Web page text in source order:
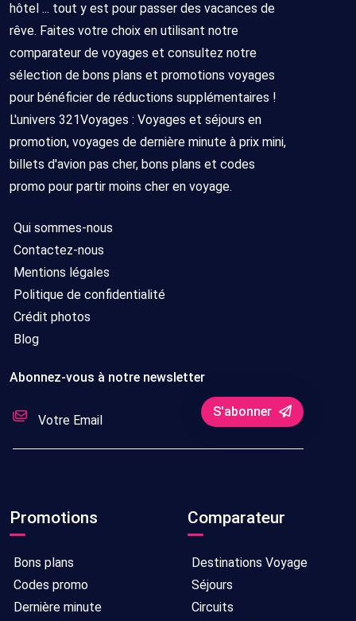
hôtel ... tout y est pour passer des vacances de
rêve. Faites votre choix en utilisant notre
comparateur de voyages et consultez notre
sélection de bons plans et promotions voyages
pour bénéficier de réductions supplémentaires !
L'univers 321Voyages : Voyages et séjours en
promotion, voyages de dernière minute à prix mini,
billets d'avion pas cher, bons plans et codes
promo pour partir moins cher en voyage.
Qui sommes-nous
Contactez-nous
Mentions légales
Politique de confidentialité
Crédit photos
Blog
Abonnez-vous à notre newsletter
S'abonner
Promotions
Bons plans
Codes promo
Dernière minute
Comparateur
Destinations Voyage
Séjours
Circuits